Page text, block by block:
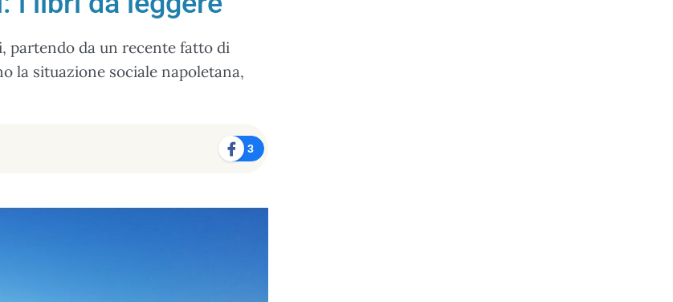
partendo da un recente fatto di
la situazione sociale napoletana,
3